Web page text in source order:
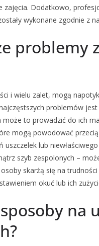
zajęcia. Dodatkowo,
wykonane zgodnie z
problemy
i wielu zalet, mogą
problemów
to prowadzić do ich
mogą powodować
uszczelek lub
szyb zespolonych –
skarżą się na
okuć lub ich
na